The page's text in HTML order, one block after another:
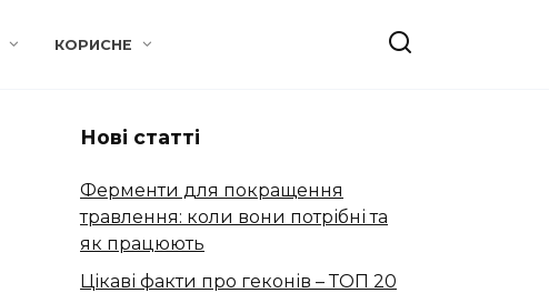
КОРИСНЕ
Нові статті
Ферменти для покращення
травлення: коли вони потрібні та
як працюють
Цікаві факти про геконів – ТОП 20